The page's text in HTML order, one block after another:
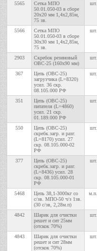
5565
Сетка МПО
50.01.050-03 в сборе
20х20 мм 1,4х2,85м,
75 зв.
шт.
5566
Сетка МПО
50.01.050-03 в сборе
30х30 мм 1,4х2,85м,
75 зв.
шт.
2903
Скребок резиновый
ОВС-25 (160х90 мм)
шт.
367
Цепь (ОВС-25)
загрузчика (L=8320)
усил. 36 скр.
08.105.000 РФ
шт.
351
Цепь (ОВС-25)
питателя (L=4860)
усил. 21 скр.
01.189.000 РФ
шт.
550
Цепь (ОВС-25)
скребк.загр. и разг.
(L=8170) усил. 27
скр. 08.105.000-02
РФ
шт.
377
Цепь (ОВС-25)
скребк.загр. и разг.
(L=8436) усил. 28
скр. 08.105.000-01
РФ
шт.
5468
Цепь 38,1-3000кг со
с/зв. МПО-50 ч/з 1зв.
(30 с/зв, 2,28м.п)
м.п.
4842
Шарик для очистки
решет и сит 25мм
(отскок 70%)
шт.
4843
Шарик для очистки
решет и сит 28мм
(отскок 70%)
шт.